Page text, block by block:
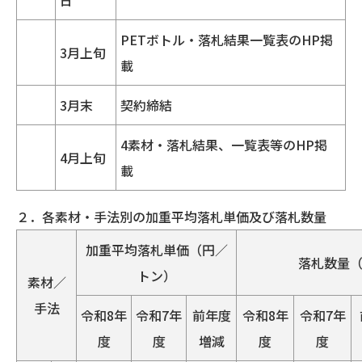
3月上旬
PETボトル・落札結果一覧表のHP掲
載
3月末 契約締結
4月上旬
4素材・落札結果、一覧表等のHP掲
載
２．各素材・手法別の加重平均落札単価及び落札数量
素材／
手法
加重平均落札単価（円／
トン）
落札数量
令和8年
度
令和7年
度
前年度
増減
令和8年
度
令和7年
度